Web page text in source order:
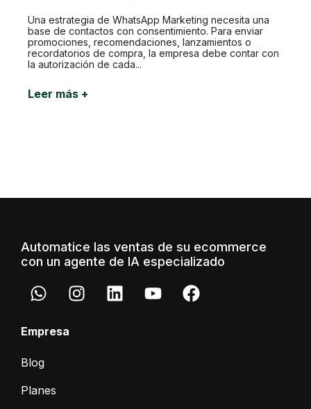
Una estrategia de WhatsApp Marketing necesita una
base de contactos con consentimiento. Para enviar
promociones, recomendaciones, lanzamientos o
recordatorios de compra, la empresa debe contar con
la autorización de cada...
Leer más +
Automatice las ventas de su ecommerce
con un agente de IA especializado
Empresa
Blog
Planes